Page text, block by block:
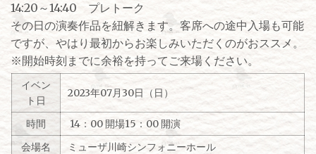
14:20～14:40 プレトーク
その日の演奏作品を紐解きます。客席への途中入場も可能
ですが、やはり最初からお楽しみいただくのがおススメ。
※開始時刻までに余裕を持ってご来場ください。
イベン
ト日
2023年07月30日（日）
時間
14：00 開場15：00 開演
会場名
ミューザ川崎シンフォニーホール